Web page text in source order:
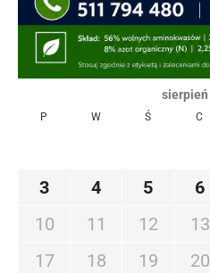
sierpień
P W Ś C
3
4 5 6
10
11 12 13
17
18 19 20